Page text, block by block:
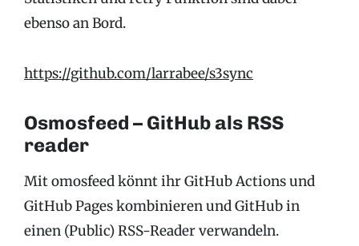
ebenso an Bord.
https://github.com/larrabee/s3sync
Osmosfeed – GitHub als RSS
reader
Mit omosfeed könnt ihr GitHub Actions und
GitHub Pages kombinieren und GitHub in
einen (Public) RSS-Reader verwandeln.